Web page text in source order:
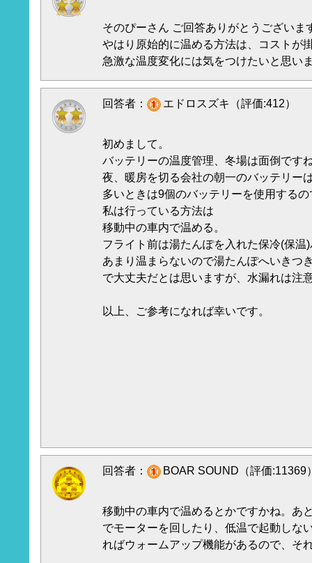
そのぴーさん ご回答ありがとうございま
やはり原始的に温める方法は、コストが
急激な温度変化には気をつけたいと思い
回答者： エドロスズキ（評価:412）
初めまして。
バッテリーの温度管理、冬場は面倒です
夜、暖房を切る会社の朝一のバッテリー
多いときは9個のバッテリーを使用する
私は行っている方法は
移動中の車内で温める。
フライト前は湯たんぽを入れた保冷(保温
あまり温まらないので湯たんぽへいきつ
で大丈夫だとは思いますが、水漏れは注
以上、ご参考になれば幸いです。
回答者： BOAR SOUND（評価:11369
移動中の車内で温めるとかですかね。あ
でモーターを回したり、低温で起動しな
ればウォームアップ機能があるので、そ